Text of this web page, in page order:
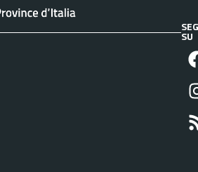
SU